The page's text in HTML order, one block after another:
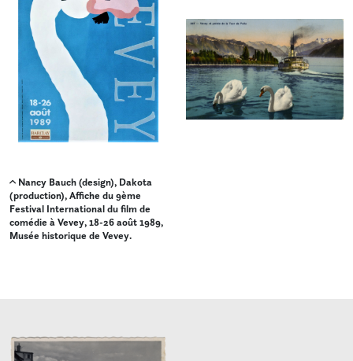
Nancy Bauch (design), Dakota
(production), Affiche du 9ème
Festival International du film de
comédie à Vevey, 18-26 août 1989,
Musée historique de Vevey.